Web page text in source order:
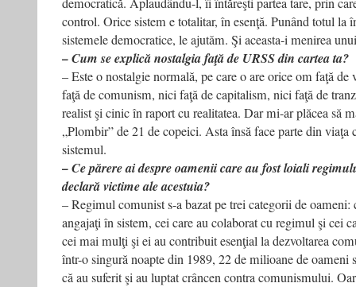
control. Orice sistem e totalitar, în esenţă. Punând totul la
sistemele democratice, le ajutăm. Şi aceasta-i menirea
– Cum se explică nostalgia faţă de URSS din cartea ta?
– Este o nostalgie normală, pe care o are orice om faţă
faţă de comunism, nici faţă de capitalism, nici faţă de
realist şi cinic în raport cu realitatea. Dar mi-ar plăcea să
„Plombir” de 21 de copeici. Asta însă face parte din viaţa
sistemul.
– Ce părere ai despre oamenii care au fost loiali
declară victime ale acestuia?
– Regimul comunist s-a bazat pe trei categorii de oameni:
angajaţi în sistem, cei care au colaborat cu regimul şi cei
cei mai mulţi şi ei au contribuit esenţial la dezvoltarea
într-o singură noapte din 1989, 22 de milioane de oameni
că au suferit şi au luptat crâncen contra comunismului.